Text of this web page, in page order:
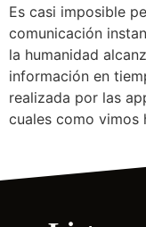
Es casi imposible
comunicación
la humanidad
información en
realizada por las
cuales como